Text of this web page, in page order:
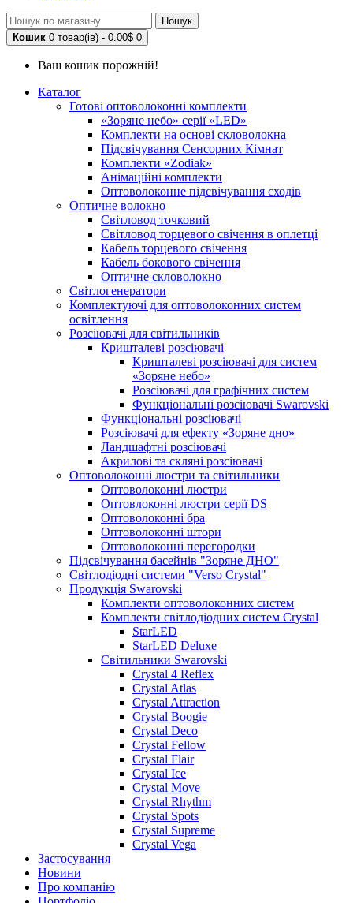
Пошук
Кошик 0 товар(ів) - 0.00$ 0
Ваш кошик порожній!
Каталог
Готові оптоволоконні комплекти
«Зоряне небо» серії «LED»
Комплекти на основі скловолокна
Підсвічування Сенсорних Кімнат
Комплекти «Zodiak»
Анімаційні комплекти
Оптоволоконне підсвічування сходів
Оптичне волокно
Світловод точковий
Світловод торцевого свічення в оплетці
Кабель торцевого свічення
Кабель бокового свічення
Оптичне скловолокно
Світлогенератори
Комплектуючі для оптоволоконних систем
освітлення
Розсіювачі для світильників
Кришталеві розсіювачі
Кришталеві розсіювачі для систем
«Зоряне небо»
Розсіювачі для графічних систем
Функціональні розсіювачі Swarovski
Функціональні розсіювачі
Розсіювачі для ефекту «Зоряне дно»
Ландшафтні розсіювачі
Акрилові та скляні розсіювачі
Оптоволоконні люстри та світильники
Оптоволоконні люстри
Оптовлоконні люстри серії DS
Оптоволоконні бра
Оптоволоконні штори
Оптоволоконні перегородки
Підсвічування басейнів "Зоряне ДНО"
Світлодіодні системи "Verso Crystal"
Продукція Swarovski
Комплекти оптоволоконних систем
Комплекти світлодіодних систем Crystal
StarLED
StarLED Deluxe
Світильники Swarovski
Crystal 4 Reflex
Crystal Atlas
Crystal Attraction
Crystal Boogie
Crystal Deco
Crystal Fellow
Crystal Flair
Crystal Ice
Crystal Move
Crystal Rhythm
Crystal Spots
Crystal Supreme
Crystal Vega
Застосування
Новини
Про компанію